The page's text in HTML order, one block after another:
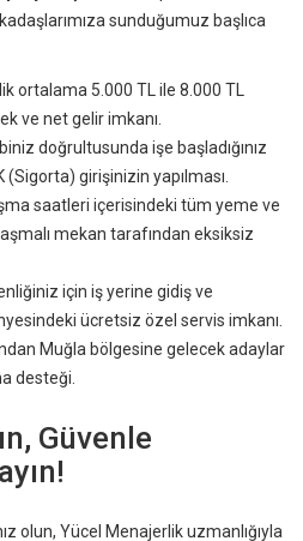
sunduğumuz başlıca
ortalama 5.000 TL ile 8.000 TL
ve net gelir imkanı.
doğrultusunda işe başladığınız
girişinizin yapılması.
saatleri içerisindeki tüm yeme ve
mekan tarafından eksiksiz
için iş yerine gidiş ve
ücretsiz özel servis imkanı.
Muğla bölgesine gelecek adaylar
desteği.
Güvenle
olun, Yücel Menajerlik uzmanlığıyla